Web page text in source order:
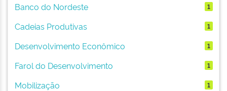
Banco do Nordeste
1
Cadeias Produtivas 1
Desenvolvimento Econômico 1
Farol do Desenvolvimento 1
Mobilização 1